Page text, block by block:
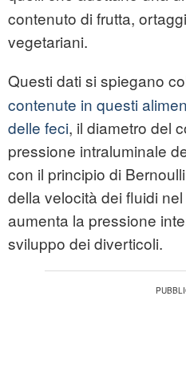
contenuto di frutta,
vegetariani.
Questi dati si spiegano
contenute in questi
delle feci, il diametro del
pressione intraluminale
con il principio di
della velocità dei fluidi
aumenta la pressione
sviluppo dei diverticoli.